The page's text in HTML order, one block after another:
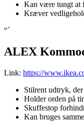
Kan være tungt at
Kræver
“`
ALEX
Link: https://
Stilrent udtryk,
Holder orden på
Skuffestop
Kan bruges